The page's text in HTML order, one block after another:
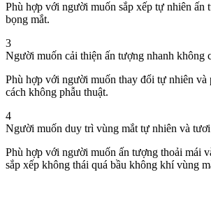
Phù hợp với người muốn sắp xếp tự nhiên ấn
bọng mắt.
3
Người muốn cải thiện ấn tượng nhanh không
Phù hợp với người muốn thay đổi tự nhiên và
cách không phẫu thuật.
4
Người muốn duy trì vùng mắt tự nhiên và tươi
Phù hợp với người muốn ấn tượng thoải mái
sắp xếp không thái quá bầu không khí vùng